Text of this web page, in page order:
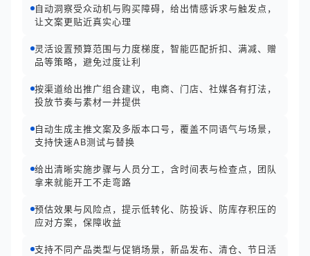
自动洞察受众动机与购买障碍，给出情感诉求与触发点，
让文案更贴近真实心理
灵活设置预算范围与力度梯度，智能匹配折扣、满减、赠
品等策略，避免过度让利
按渠道给出推广组合建议，电商、门店、社媒各有打法，
投放节奏与素材一并提供
自动生成主推文案及多版本口号，覆盖不同语气与场景，
支持快速AB测试与替换
给出清晰实施步骤与人员分工，含时间表与检查点，团队
拿来就能开工不走弯路
预估效果与风险点，提示低转化、防投诉、防库存积压的
应对方案，保障收益
支持不同产品类型与促销场景，新品发布、清仓、节日活